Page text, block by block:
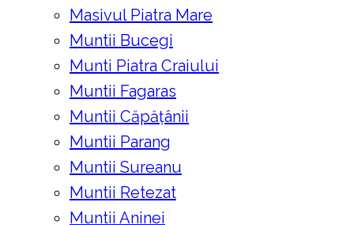
Masivul Piatra Mare
Muntii Bucegi
Munti Piatra Craiului
Muntii Fagaras
Muntii Căpățânii
Muntii Parang
Muntii Sureanu
Muntii Retezat
Muntii Aninei